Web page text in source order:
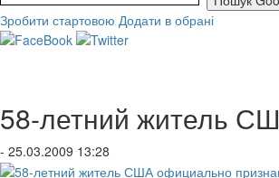
Зробити стартовою Додати в обрані
58-летний житель
- 25.03.2009 13:28